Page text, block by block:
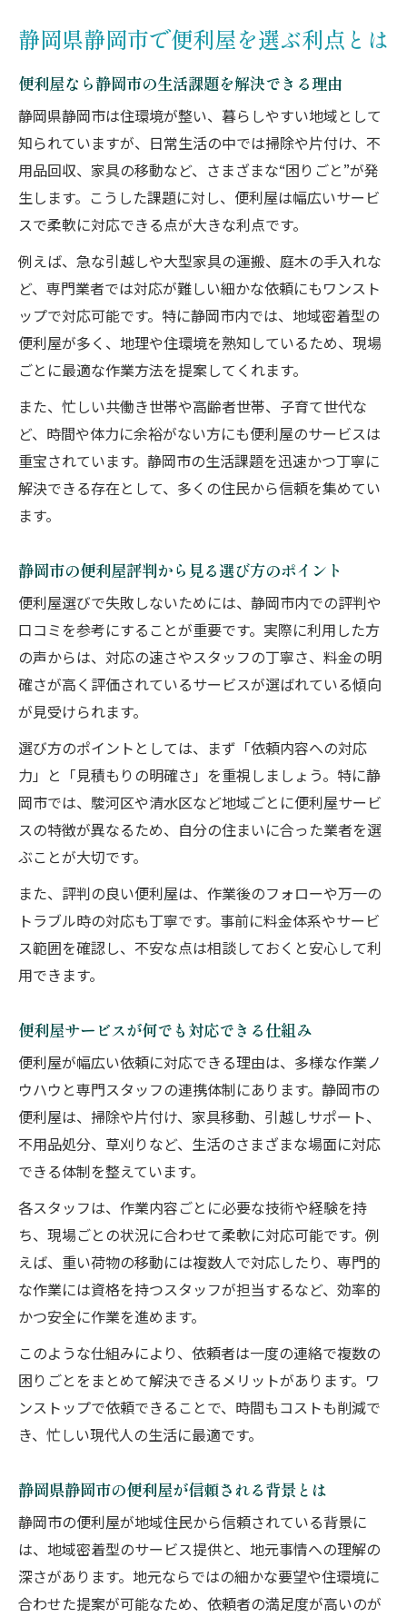
は
便利屋を利用する際の依頼方法と注意点
暮らしの質を高める便利屋活用術
便利屋で静岡市の住環境を快適に整えるコ
ツ
静岡市で評判の便利屋を上手に使う方法
便利屋活用で暮らしの悩みを効率的に解決
静岡市の何でも屋が暮らしの質向上に貢献
便利屋の柔軟な対応が日常に与えるメリッ
ト
困った時に頼れる便利屋の強みを解説
急なトラブルに便利屋が迅速対応できる理
由
静岡市の便利屋が信頼される対応力の秘密
口コミで高評価の便利屋が選ばれる理由
便利屋なら幅広い作業も一括で依頼可能
家具の組み立ても便利屋なら手軽に依頼
ト
静岡市で家具設置を便利屋に頼む流れと注
意点
便利屋なら重い家具の移動も安心して任せ
プロの便利屋が提供するスムーズな作業の
強み
家具組み立て利用時に便利屋が評価される
理由
便利屋の引越しサービスで手間を大幅削減
静岡市で片付けを便利屋に頼むメリットと
は
便利屋を使って効率よく不用品を処分する
方法
便利屋のサポートで引越しが楽になる秘訣
掃除や不用品回収も便利屋にお任せできる安心
感
便利屋の掃除サービスで部屋を清潔に保つ
方法
静岡市で不用品回収を便利屋に頼む利点
便利屋なら部分清掃や大掃除も柔軟に対応
不用品回収の流れと便利屋ならではの強み
便利屋活用で掃除の負担を減らすコツ
静岡県静岡市で便利屋を選ぶ利点とは
便利屋なら静岡市の生活課題を解決できる理由
静岡県静岡市は住環境が整い、暮らしやすい地域として
知られていますが、日常生活の中では掃除や片付け、不
用品回収、家具の移動など、さまざまな“困りごと”が発
生します。こうした課題に対し、便利屋は幅広いサービ
スで柔軟に対応できる点が大きな利点です。
例えば、急な引越しや大型家具の運搬、庭木の手入れな
ど、専門業者では対応が難しい細かな依頼にもワンスト
ップで対応可能です。特に静岡市内では、地域密着型の
便利屋が多く、地理や住環境を熟知しているため、現場
ごとに最適な作業方法を提案してくれます。
また、忙しい共働き世帯や高齢者世帯、子育て世代な
ど、時間や体力に余裕がない方にも便利屋のサービスは
重宝されています。静岡市の生活課題を迅速かつ丁寧に
解決できる存在として、多くの住民から信頼を集めてい
ます。
静岡市の便利屋評判から見る選び方のポイント
便利屋選びで失敗しないためには、静岡市内での評判や
口コミを参考にすることが重要です。実際に利用した方
の声からは、対応の速さやスタッフの丁寧さ、料金の明
確さが高く評価されているサービスが選ばれている傾向
が見受けられます。
選び方のポイントとしては、まず「依頼内容への対応
力」と「見積もりの明確さ」を重視しましょう。特に静
岡市では、駿河区や清水区など地域ごとに便利屋サービ
スの特徴が異なるため、自分の住まいに合った業者を選
ぶことが大切です。
また、評判の良い便利屋は、作業後のフォローや万一の
トラブル時の対応も丁寧です。事前に料金体系やサービ
ス範囲を確認し、不安な点は相談しておくと安心して利
用できます。
便利屋サービスが何でも対応できる仕組み
便利屋が幅広い依頼に対応できる理由は、多様な作業ノ
ウハウと専門スタッフの連携体制にあります。静岡市の
便利屋は、掃除や片付け、家具移動、引越しサポート、
不用品処分、草刈りなど、生活のさまざまな場面に対応
できる体制を整えています。
各スタッフは、作業内容ごとに必要な技術や経験を持
ち、現場ごとの状況に合わせて柔軟に対応可能です。例
えば、重い荷物の移動には複数人で対応したり、専門的
な作業には資格を持つスタッフが担当するなど、効率的
かつ安全に作業を進めます。
このような仕組みにより、依頼者は一度の連絡で複数の
困りごとをまとめて解決できるメリットがあります。ワ
ンストップで依頼できることで、時間もコストも削減で
き、忙しい現代人の生活に最適です。
静岡県静岡市の便利屋が信頼される背景とは
静岡市の便利屋が地域住民から信頼されている背景に
は、地域密着型のサービス提供と、地元事情への理解の
深さがあります。地元ならではの細かな要望や住環境に
合わせた提案が可能なため、依頼者の満足度が高いのが